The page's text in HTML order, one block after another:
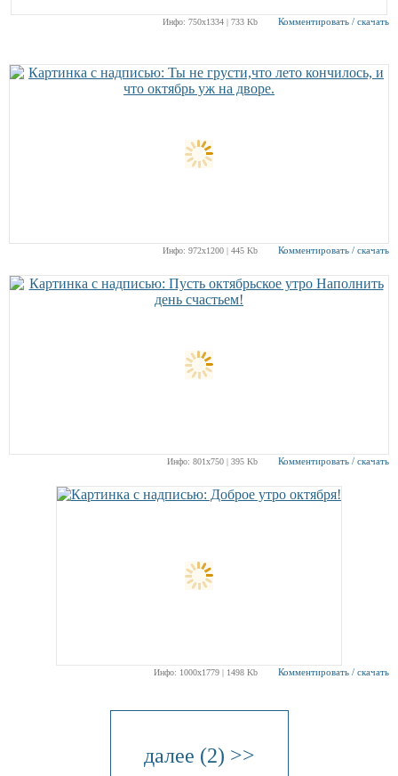
Инфо: 750х1334 | 733 Kb Комментировать / скачать
Инфо: 972х1200 | 445 Kb Комментировать / скачать
Инфо: 801х750 | 395 Kb Комментировать / скачать
Инфо: 1000х1779 | 1498 Kb Комментировать / скачать
далее (2) >>